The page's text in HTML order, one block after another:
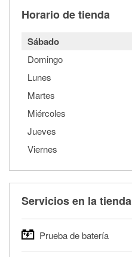
Horario de tienda
Sábado
Domingo
Lunes
Martes
Miércoles
Jueves
Viernes
Servicios en la tienda
Prueba de batería